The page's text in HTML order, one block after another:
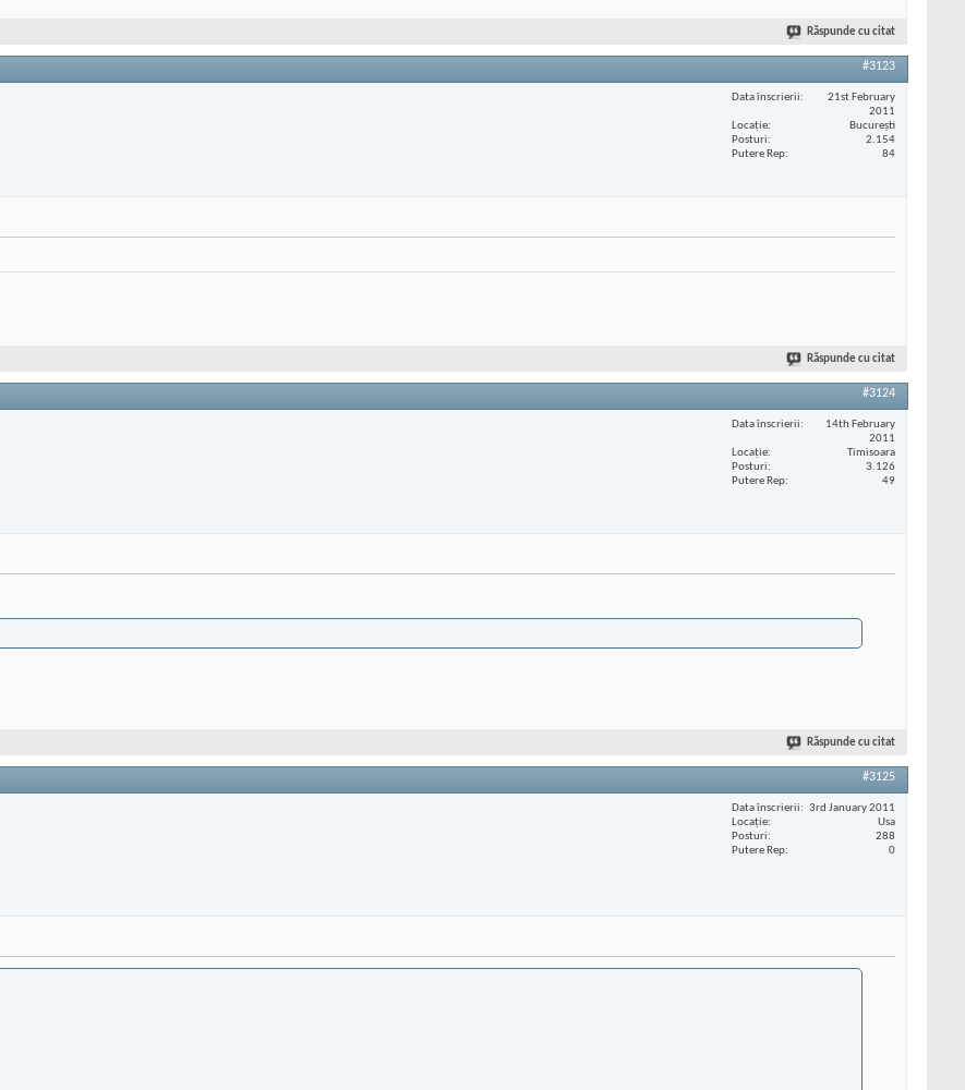
Răspunde cu citat
#3123
Data înscrierii
21st February
2011
Locaţie
București
Posturi
2.154
Putere Rep
84
Răspunde cu citat
#3124
Data înscrierii
14th February
2011
Locaţie
Timisoara
Posturi
3.126
Putere Rep
49
Răspunde cu citat
#3125
Data înscrierii
3rd January 2011
Locaţie
Usa
Posturi
288
Putere Rep
0